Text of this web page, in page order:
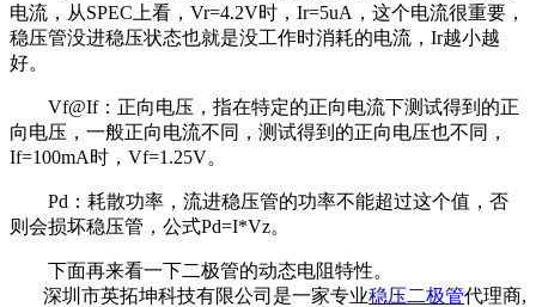
电流，从SPEC上看，Vr=4.2V时，Ir=5uA，这个电流很重要，
稳压管没进稳压状态也就是没工作时消耗的电流，Ir越小越
好。
Vf@If：正向电压，指在特定的正向电流下测试得到的正
向电压，一般正向电流不同，测试得到的正向电压也不同，
If=100mA时，Vf=1.25V。
Pd：耗散功率，流进稳压管的功率不能超过这个值，否
则会损坏稳压管，公式Pd=I*Vz。
下面再来看一下二极管的动态电阻特性。
深圳市英拓坤科技有限公司是一家专业稳压二极管代理商,